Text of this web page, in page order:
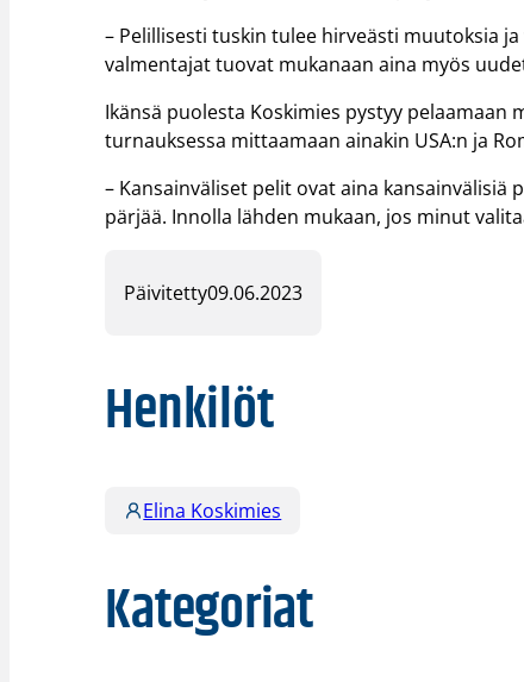
– Pelillisesti tuskin tulee hirveästi muutoksia
valmentajat tuovat mukanaan aina myös
Ikänsä puolesta Koskimies pystyy pelaamaan
turnauksessa mittaamaan ainakin USA:n ja
– Kansainväliset pelit ovat aina
pärjää. Innolla lähden mukaan, jos minut
Päivitetty09.06.2023
Henkilöt
Elina Koskimies
Kategoriat